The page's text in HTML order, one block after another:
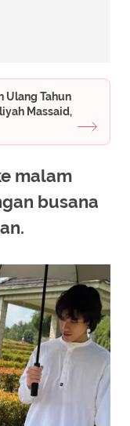
Ulang Tahun
Massaid,
malam
busana